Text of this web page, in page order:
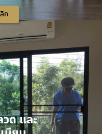
ก
ด และ